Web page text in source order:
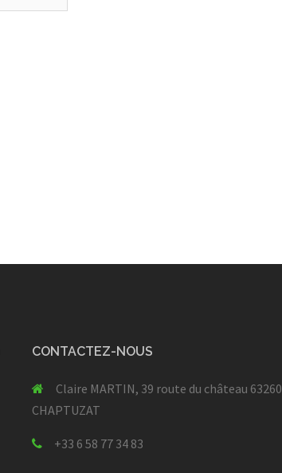
CONTACTEZ-NOUS
Claire MARTIN, 39 route du château 63260
CHAPTUZAT
+33 6 58 77 34 83